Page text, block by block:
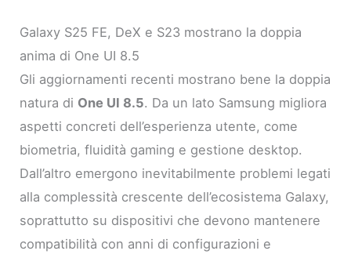
Galaxy S25 FE, DeX e S23 mostrano la doppia
anima di One UI 8.5
Gli aggiornamenti recenti mostrano bene la doppia
natura di One UI 8.5. Da un lato Samsung migliora
aspetti concreti dell’esperienza utente, come
biometria, fluidità gaming e gestione desktop.
Dall’altro emergono inevitabilmente problemi legati
alla complessità crescente dell’ecosistema Galaxy,
soprattutto su dispositivi che devono mantenere
compatibilità con anni di configurazioni e